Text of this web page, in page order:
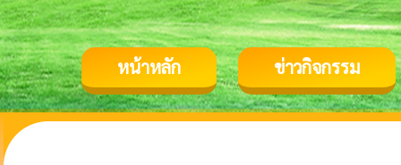
หน้าหลัก ข่าวกิจกรรม